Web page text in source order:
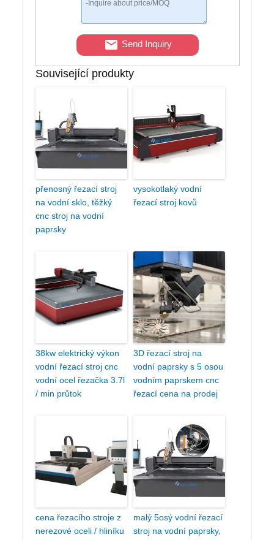
Send Inquiry
Související produkty
přenosný řezací stroj
na vodní sklo, těžký
cnc stroj na vodní
paprsky
vysokotlaký vodní
řezací stroj kovů
38kw elektrický výkon
vodní řezací stroj cnc
vodní ocel řezačka 3.7l
/ min průtok
3D řezací stroj na
vodní paprsky s 5 osou
vodním paprskem cnc
řezací cena na prodej
cena řezacího stroje z
nerezové oceli / hliníku
malý 5osý vodní řezací
stroj na vodní paprsky,